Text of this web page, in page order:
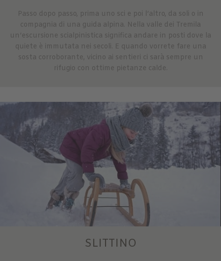
Passo dopo passo, prima uno sci e poi l’altro, da soli o in
compagnia di una guida alpina. Nella valle dei Tremila
un’escursione scialpinistica significa andare in posti dove la
quiete è immutata nei secoli. E quando vorrete fare una
sosta corroborante, vicino ai sentieri ci sarà sempre un
rifugio con ottime pietanze calde.
SLITTINO